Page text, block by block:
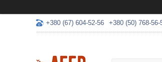
+380 (67) 604-52-56 +380 (50) 768-56-